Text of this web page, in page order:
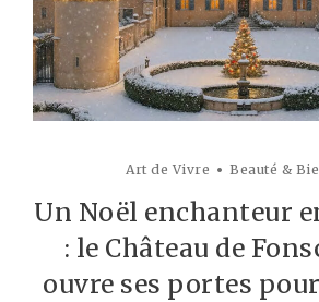
Art de Vivre Beauté &
Un Noël enchanteur
: le Château de
ouvre ses portes